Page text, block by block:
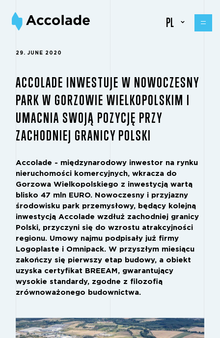
PL
29. JUNE 2020
ACCOLADE INWESTUJE W NOWOCZESNY
PARK W GORZOWIE WIELKOPOLSKIM I
UMACNIA SWOJĄ POZYCJĘ PRZY
ZACHODNIEJ GRANICY POLSKI
Accolade - międzynarodowy inwestor na rynku
nieruchomości komercyjnych, wkracza do
Gorzowa Wielkopolskiego z inwestycją wartą
blisko 47 mln EURO. Nowoczesny i przyjazny
środowisku park przemysłowy, będący kolejną
inwestycją Accolade wzdłuż zachodniej granicy
Polski, przyczyni się do wzrostu atrakcyjności
regionu. Umowy najmu podpisały już firmy
Logoplaste i Omnipack. W przyszłym miesiącu
zakończy się pierwszy etap budowy, a obiekt
uzyska certyfikat BREEAM, gwarantujący
wysokie standardy, zgodne z filozofią
zrównoważonego budownictwa.